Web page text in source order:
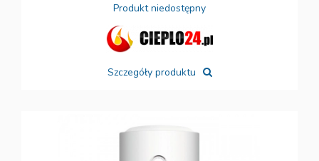
Produkt niedostępny
Szczegóły produktu